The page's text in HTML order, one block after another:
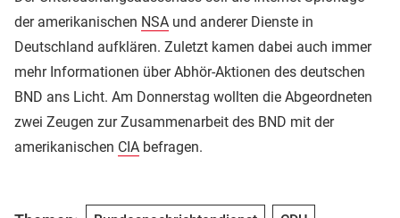
der amerikanischen NSA und anderer Dienste in
Deutschland aufklären. Zuletzt kamen dabei auch immer
mehr Informationen über Abhör-Aktionen des deutschen
BND ans Licht. Am Donnerstag wollten die Abgeordneten
zwei Zeugen zur Zusammenarbeit des BND mit der
amerikanischen CIA befragen.